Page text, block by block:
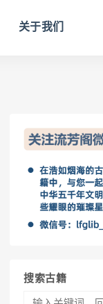
关于我们
搜索古籍